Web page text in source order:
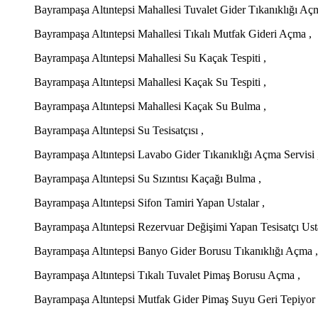
Bayrampaşa Altıntepsi Mahallesi Tuvalet Gider Tıkanıklığı
Bayrampaşa Altıntepsi Mahallesi Tıkalı Mutfak Gideri Açma ,
Bayrampaşa Altıntepsi Mahallesi Su Kaçak Tespiti ,
Bayrampaşa Altıntepsi Mahallesi Kaçak Su Tespiti ,
Bayrampaşa Altıntepsi Mahallesi Kaçak Su Bulma ,
Bayrampaşa Altıntepsi Su Tesisatçısı ,
Bayrampaşa Altıntepsi Lavabo Gider Tıkanıklığı Açma Servisi
Bayrampaşa Altıntepsi Su Sızıntısı Kaçağı Bulma ,
Bayrampaşa Altıntepsi Sifon Tamiri Yapan Ustalar ,
Bayrampaşa Altıntepsi Rezervuar Değişimi Yapan Tesisatçı
Bayrampaşa Altıntepsi Banyo Gider Borusu Tıkanıklığı Açma ,
Bayrampaşa Altıntepsi Tıkalı Tuvalet Pimaş Borusu Açma ,
Bayrampaşa Altıntepsi Mutfak Gider Pimaş Suyu Geri Tepiyor